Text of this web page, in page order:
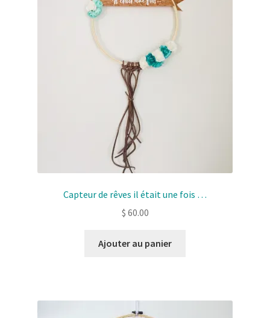
Capteur de rêves il était une fois …
$ 60.00
Ajouter au panier